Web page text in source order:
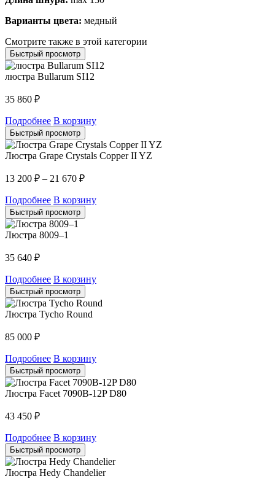
Варианты цвета: медный
Смотрите также в этой категории
Быстрый просмотр
люстра Bullarum SI12
35 860 ₽
Подробнее В корзину
Быстрый просмотр
Люстра Grape Crystals Copper II YZ
13 200 ₽ – 21 670 ₽
Подробнее В корзину
Быстрый просмотр
Люстра 8009–1
35 640 ₽
Подробнее В корзину
Быстрый просмотр
Люстра Tycho Round
85 000 ₽
Подробнее В корзину
Быстрый просмотр
Люстра Facet 7090B-12P D80
43 450 ₽
Подробнее В корзину
Быстрый просмотр
Люстра Hedy Chandelier